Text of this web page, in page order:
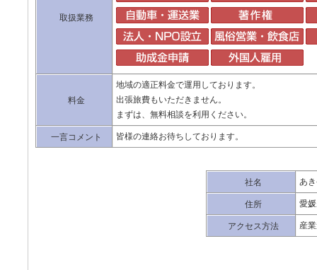
取扱業務
料金
地域の適正料金で運用しております。
出張旅費もいただきません。
まずは、無料相談を利用ください。
一言コメント 皆様の連絡お待ちしております。
社名 あ
住所 愛
アクセス方法 産